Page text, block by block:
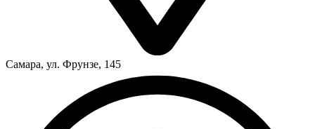
Самара, ул. Фрунзе, 145